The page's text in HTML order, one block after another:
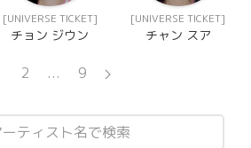
[UNIVERSE TICKET]
チョン ジウン
[UNIVERSE TICKET]
チャン スア
2 ... 9